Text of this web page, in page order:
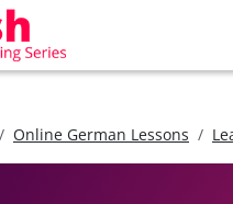
Online German Lessons